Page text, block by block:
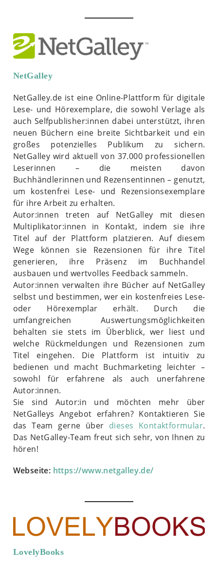
NetGalley
NetGalley.de ist eine Online-Plattform für digitale
Lese- und Hörexemplare, die sowohl Verlage als
auch Selfpublisher:innen dabei unterstützt, ihren
neuen Büchern eine breite Sichtbarkeit und ein
großes potenzielles Publikum zu sichern.
NetGalley wird aktuell von 37.000 professionellen
Leserinnen – die meisten davon
Buchhändlerinnen und Rezensentinnen – genutzt,
um kostenfrei Lese- und Rezensionsexemplare
für ihre Arbeit zu erhalten.
Autor:innen treten auf NetGalley mit diesen
Multiplikator:innen in Kontakt, indem sie ihre
Titel auf der Plattform platzieren. Auf diesem
Wege können sie Rezensionen für ihre Titel
generieren, ihre Präsenz im Buchhandel
ausbauen und wertvolles Feedback sammeln.
Autor:innen verwalten ihre Bücher auf NetGalley
selbst und bestimmen, wer ein kostenfreies Lese-
oder Hörexemplar erhält. Durch die
umfangreichen Auswertungsmöglichkeiten
behalten sie stets im Überblick, wer liest und
welche Rückmeldungen und Rezensionen zum
Titel eingehen. Die Plattform ist intuitiv zu
bedienen und macht Buchmarketing leichter –
sowohl für erfahrene als auch unerfahrene
Autor:innen.
Sie sind Autor:in und möchten mehr über
NetGalleys Angebot erfahren? Kontaktieren Sie
das Team gerne über dieses Kontaktformular.
Das NetGalley-Team freut sich sehr, von Ihnen zu
hören!
Webseite: https://www.netgalley.de/
LovelyBooks